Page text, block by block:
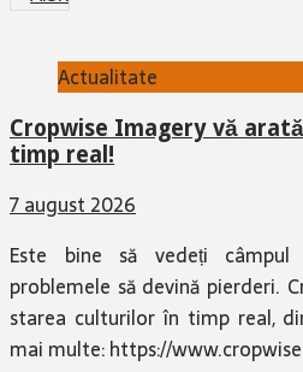
Actualitate
Cropwise Imagery vă
timp real!
7 august 2026
Este bine să vedeți
problemele să devină pierderi.
starea culturilor în timp real,
mai multe: https://